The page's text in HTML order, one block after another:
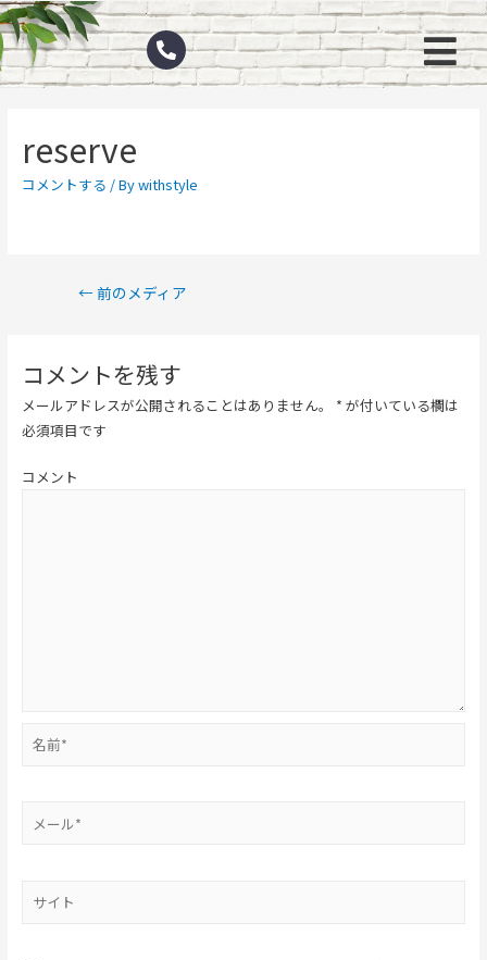
reserve
コメントする / Bywithstyle
← 前のメディア
コメントを残す
メールアドレスが公開されることはありません。 * が付いている欄は
必須項目です
コメント